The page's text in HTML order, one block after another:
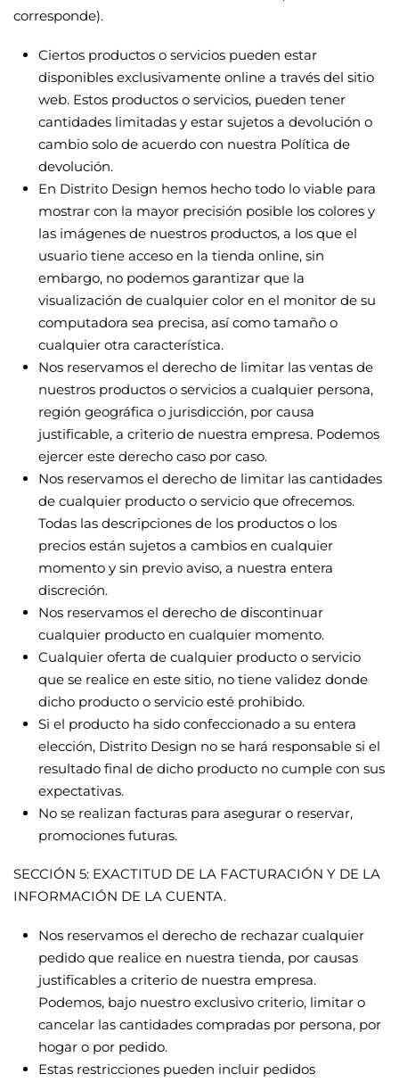
corresponde).
Ciertos productos o servicios pueden estar
disponibles exclusivamente online a través del sitio
web. Estos productos o servicios, pueden tener
cantidades limitadas y estar sujetos a devolución o
cambio solo de acuerdo con nuestra Política de
devolución.
En Distrito Design hemos hecho todo lo viable para
mostrar con la mayor precisión posible los colores y
las imágenes de nuestros productos, a los que el
usuario tiene acceso en la tienda online, sin
embargo, no podemos garantizar que la
visualización de cualquier color en el monitor de su
computadora sea precisa, así como tamaño o
cualquier otra característica.
Nos reservamos el derecho de limitar las ventas de
nuestros productos o servicios a cualquier persona,
región geográfica o jurisdicción, por causa
justificable, a criterio de nuestra empresa. Podemos
ejercer este derecho caso por caso.
Nos reservamos el derecho de limitar las cantidades
de cualquier producto o servicio que ofrecemos.
Todas las descripciones de los productos o los
precios están sujetos a cambios en cualquier
momento y sin previo aviso, a nuestra entera
discreción.
Nos reservamos el derecho de discontinuar
cualquier producto en cualquier momento.
Cualquier oferta de cualquier producto o servicio
que se realice en este sitio, no tiene validez donde
dicho producto o servicio esté prohibido.
Si el producto ha sido confeccionado a su entera
elección, Distrito Design no se hará responsable si el
resultado final de dicho producto no cumple con sus
expectativas.
No se realizan facturas para asegurar o reservar,
promociones futuras.
SECCIÓN 5: EXACTITUD DE LA FACTURACIÓN Y DE LA
INFORMACIÓN DE LA CUENTA.
Nos reservamos el derecho de rechazar cualquier
pedido que realice en nuestra tienda, por causas
justificables a criterio de nuestra empresa.
Podemos, bajo nuestro exclusivo criterio, limitar o
cancelar las cantidades compradas por persona, por
hogar o por pedido.
Estas restricciones pueden incluir pedidos